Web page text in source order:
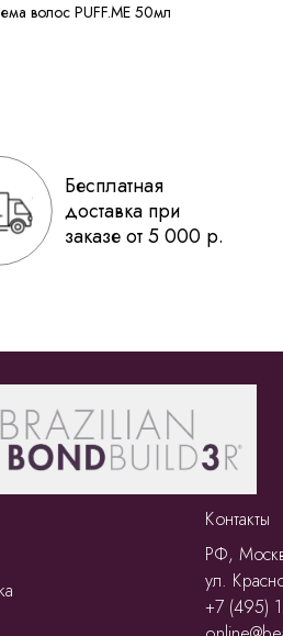
волос PUFF.ME 50мл
Бесплатная
доставка при
заказе от 5 000 р.
РФ,
ул.
+7 (495)
Контакты